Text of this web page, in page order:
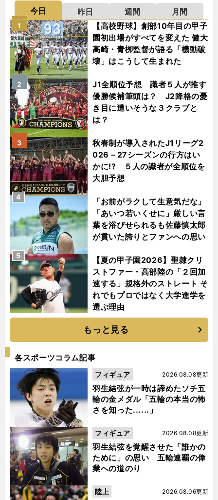
今日 昨日 週間
月間
【高校野球】創部10年目の甲子
園初出場がすべてを変えた 健大
高崎・青栁監督が語る「機動破
壊」はこうして生まれた
1
J1全順位予想 識者５人が推す
優勝候補筆頭は？ J2降格の憂
き目に遭いそうな３クラブと
は？
2
秋春制が導入されたJ1リーグ2
026－27シーズンの行方はい
かに!? ５人の識者が全順位を
大胆予想
3
「お前がラクして生意気だな」
「あいつ若いくせに」厳しい言
葉を浴びせられるも佐藤慎太郎
が貫いた誇りとファンへの思い
4
【夏の甲子園2026】聖隷クリ
ストファー・高部陸の「２回加
速する」規格外のストレート そ
れでもプロではなく大学進学を
選ぶ理由
5
もっと見る
各スポーツコラム記事
羽生結弦が一時は諦めたソチ五
輪の金メダル「五輪の本当の怖
さを知った......」
2026.08.08更新
フィギュア
羽生結弦を覚醒させた「誰かの
ために」の思い 五輪連覇の偉
業への道のり
2026.08.08更新
フィギュア
2026.08.06更新
陸上